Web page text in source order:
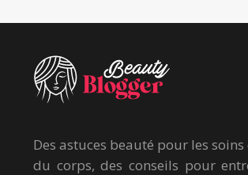
Des astuces beauté pour les soins
du corps, des conseils pour